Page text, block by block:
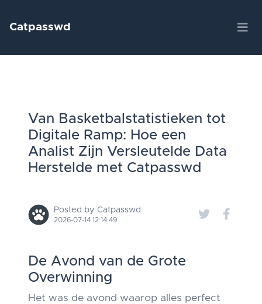
Catpasswd
Van Basketbalstatistieken tot
Digitale Ramp: Hoe een
Analist Zijn Versleutelde Data
Herstelde met Catpasswd
Posted by Catpasswd
2026-07-14 12:14:49
De Avond van de Grote
Overwinning
Het was de avond waarop alles perfect